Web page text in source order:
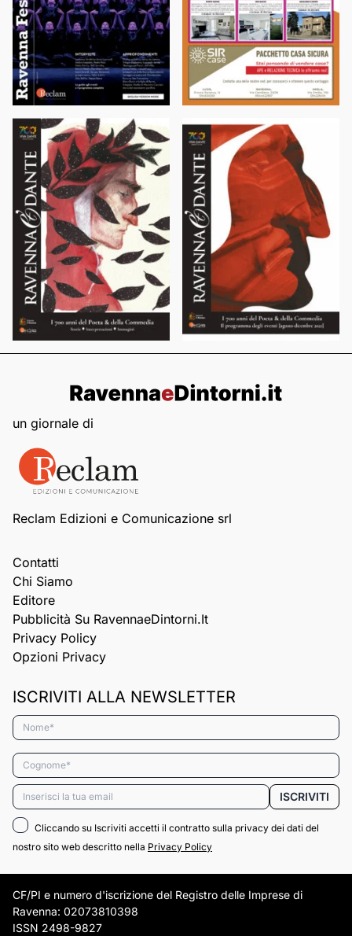
un giornale di
Reclam Edizioni e Comunicazione srl
Contatti
Chi Siamo
Editore
Pubblicità Su RavennaeDintorni.it
Privacy Policy
Opzioni Privacy
ISCRIVITI ALLA NEWSLETTER
Nome*
Cognome*
Email* ISCRIVITI
Cliccando su Iscriviti accetti il contratto sulla privacy dei dati del
nostro sito web descritto nella Privacy Policy
CF/PI e numero d'iscrizione del Registro delle Imprese di
Ravenna: 02073810398
ISSN 2498-9827